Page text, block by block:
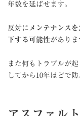
年数を延ばせます。
反対に メンテナンス
下する可能性がありま
また何もトラブルが
してから10年ほどで